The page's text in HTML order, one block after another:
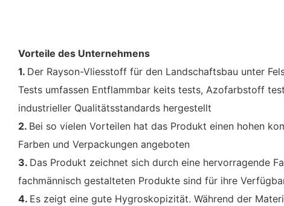
Vorteile des Unternehmens
1. Der Rayson-Vliesstoff für den Landschaftsbau unter
Tests umfassen Entflammbar keits tests, Azofarbstoff
industrieller Qualitätsstandards hergestellt
2. Bei so vielen Vorteilen hat das Produkt einen hohen
Farben und Verpackungen angeboten
3. Das Produkt zeichnet sich durch eine hervorragende
fachmännisch gestalteten Produkte sind für ihre
4. Es zeigt eine gute Hygroskopizität. Während der